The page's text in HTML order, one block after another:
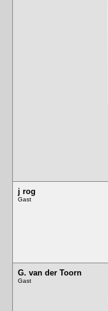
j rog
Gast
G. van der Toorn
Gast